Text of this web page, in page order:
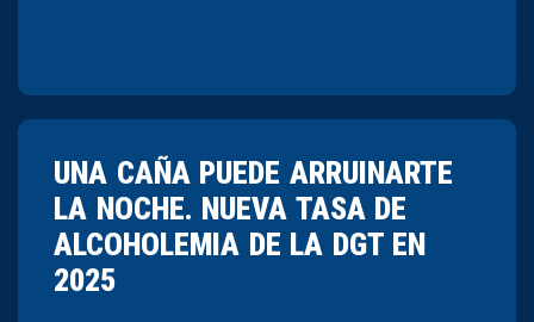
UNA CAÑA PUEDE ARRUINARTE
LA NOCHE. NUEVA TASA DE
ALCOHOLEMIA DE LA DGT EN
2025